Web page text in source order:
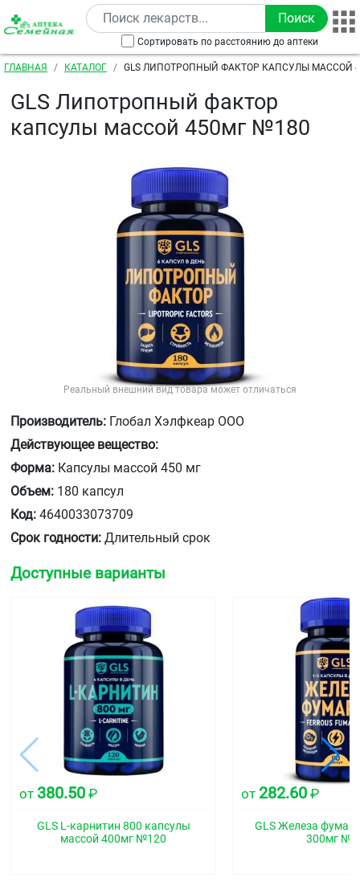
Перейти к основному содержанию
Сортировать по расстоянию до аптеки
Строка навигации
ГЛАВНАЯ КАТАЛОГ GLS ЛИПОТРОПНЫЙ ФАКТОР КАПСУЛЫ МАССОЙ
GLS Липотропный фактор
капсулы массой 450мг №180
Реальный внешний вид товара может отличаться
Производитель: Глобал Хэлфкеар ООО
Действующее вещество:
Форма: Капсулы массой 450 мг
Объем: 180 капсул
Код: 4640033073709
Срок годности: Длительный срок
Доступные варианты
от 380.50 ₽
GLS L-карнитин 800 капсулы
массой 400мг №120
от 282.60 ₽
GLS Железа
300мг